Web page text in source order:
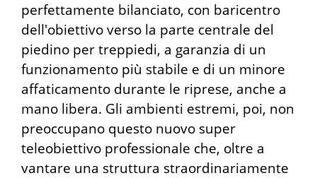
perfettamente bilanciato, con baricentro
dell'obiettivo verso la parte centrale del
piedino per treppiedi, a garanzia di un
funzionamento più stabile e di un minore
affaticamento durante le riprese, anche a
mano libera. Gli ambienti estremi, poi, non
preoccupano questo nuovo super
teleobiettivo professionale che, oltre a
vantare una struttura straordinariamente